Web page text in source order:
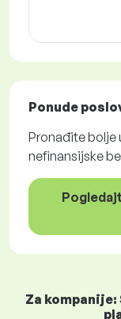
Ponude
Pronađite bolje
nefinansijske
Za